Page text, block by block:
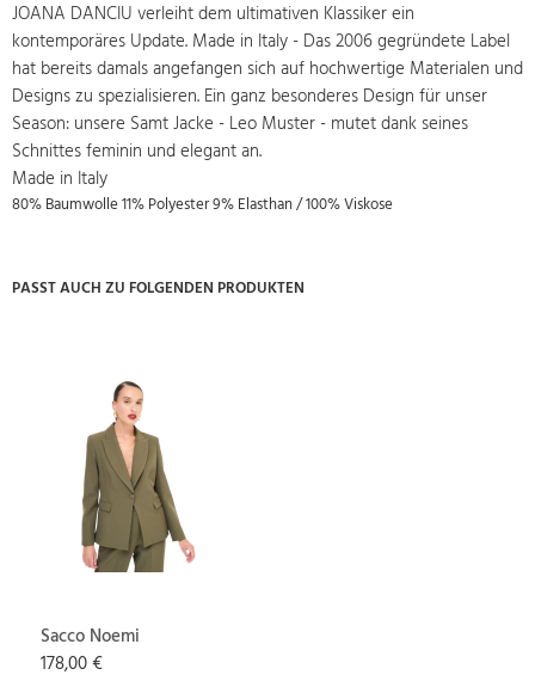
JOANA DANCIU verleiht dem ultimativen Klassiker ein
kontemporäres Update. Made in Italy - Das 2006 gegründete Label
hat bereits damals angefangen sich auf hochwertige Materialen und
Designs zu spezialisieren. Ein ganz besonderes Design für unser
Season: unsere Samt Jacke - Leo Muster - mutet dank seines
Schnittes feminin und elegant an.
Made in Italy
80% Baumwolle 11% Polyester 9% Elasthan / 100% Viskose
PASST AUCH ZU FOLGENDEN PRODUKTEN
Sacco Noemi
178,00 €